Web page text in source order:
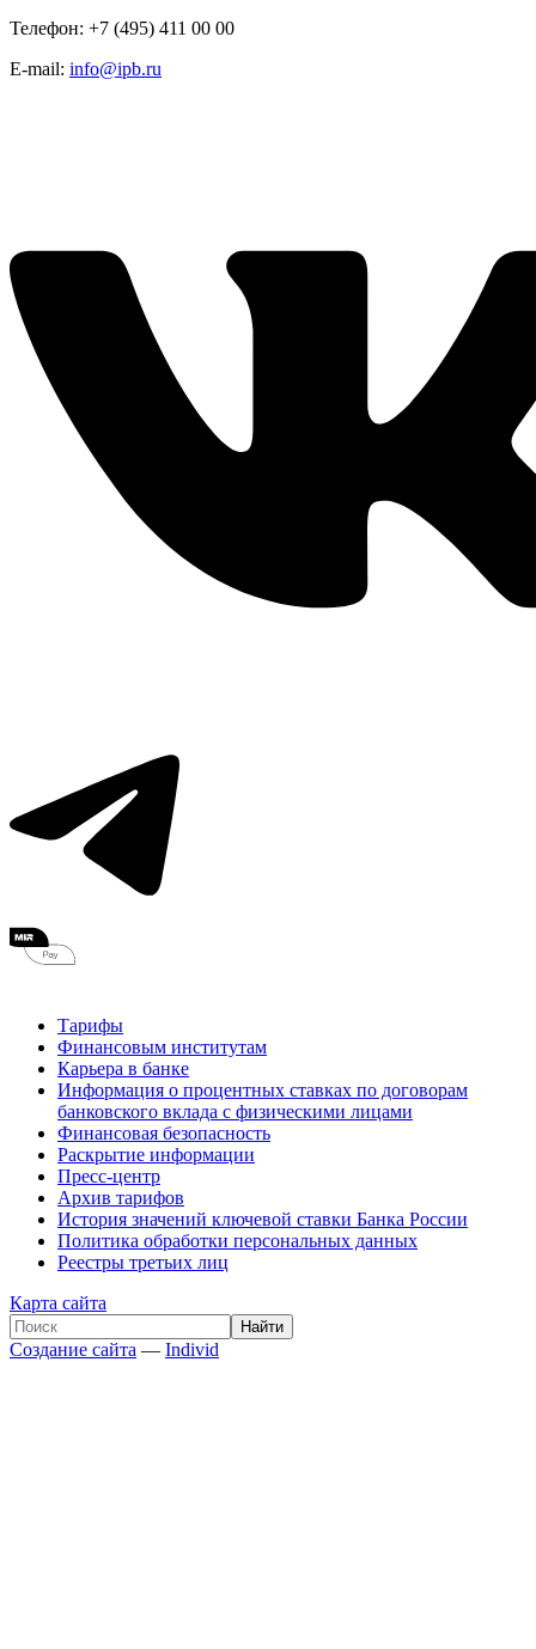
Телефон: +7 (495) 411 00 00
E-mail: info@ipb.ru
Тарифы
Финансовым институтам
Карьера в банке
Информация о процентных ставках по договорам
банковского вклада с физическими лицами
Финансовая безопасность
Раскрытие информации
Пресс-центр
Архив тарифов
История значений ключевой ставки Банка России
Политика обработки персональных данных
Реестры третьих лиц
Карта сайта
Создание сайта — Individ